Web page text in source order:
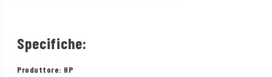
Specifiche:
Produttore: HP